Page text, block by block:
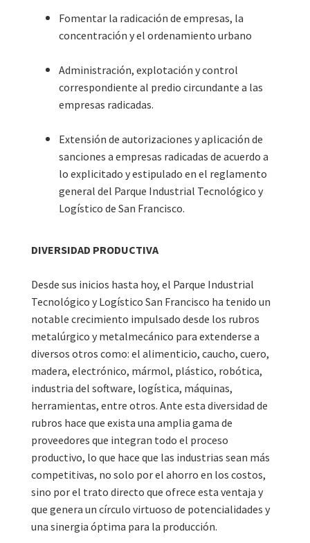
Fomentar la radicación de empresas, la
concentración y el ordenamiento urbano
Administración, explotación y control
correspondiente al predio circundante a las
empresas radicadas.
Extensión de autorizaciones y aplicación de
sanciones a empresas radicadas de acuerdo a
lo explicitado y estipulado en el reglamento
general del Parque Industrial Tecnológico y
Logístico de San Francisco.
DIVERSIDAD PRODUCTIVA
Desde sus inicios hasta hoy, el Parque Industrial
Tecnológico y Logístico San Francisco ha tenido un
notable crecimiento impulsado desde los rubros
metalúrgico y metalmecánico para extenderse a
diversos otros como: el alimenticio, caucho, cuero,
madera, electrónico, mármol, plástico, robótica,
industria del software, logística, máquinas,
herramientas, entre otros. Ante esta diversidad de
rubros hace que exista una amplia gama de
proveedores que integran todo el proceso
productivo, lo que hace que las industrias sean más
competitivas, no solo por el ahorro en los costos,
sino por el trato directo que ofrece esta ventaja y
que genera un círculo virtuoso de potencialidades y
una sinergia óptima para la producción.